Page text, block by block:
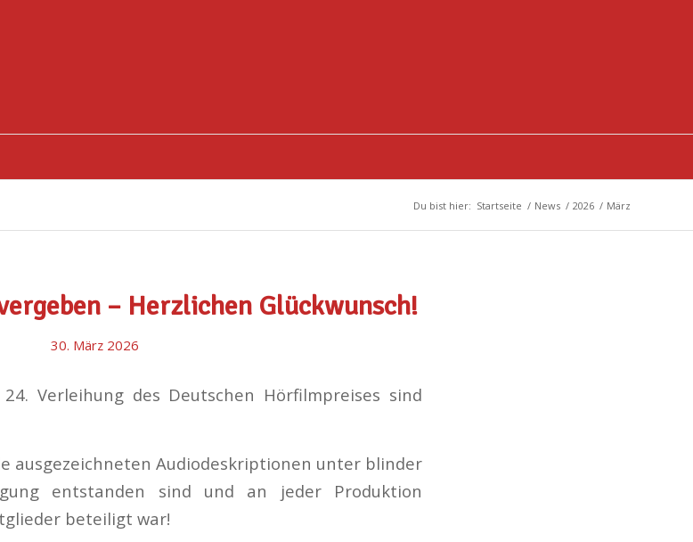
Du bist hier: Startseite / News / 2026 / März
– Herzlichen Glückwunsch!
30. März 2026
Verleihung des Deutschen Hörfilmpreises sind
ausgezeichneten Audiodeskriptionen unter blinder
entstanden sind und an jeder Produktion
beteiligt war!